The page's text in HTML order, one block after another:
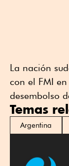
La ⁠nación
con el FMI
desembolso
Temas
Argentina